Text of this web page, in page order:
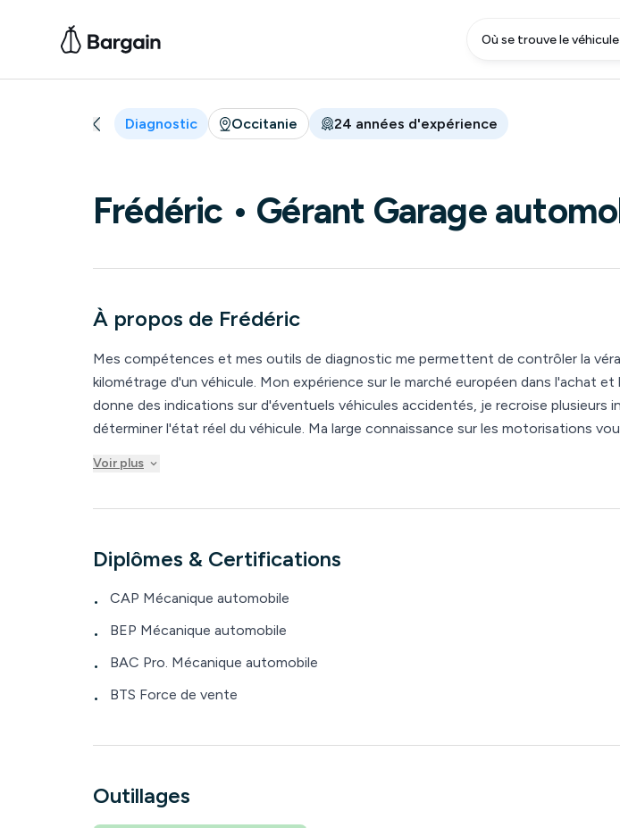
Diagnostic Occitanie 24 années d'expérience
Frédéric • Gérant Garage
À propos de Frédéric
Mes compétences et mes outils de diagnostic me permettent de contrôler la
kilométrage d'un véhicule. Mon expérience sur le marché européen dans l'achat et la revente me
donne des indications sur d'éventuels véhicules accidentés, je recroise plusieurs
déterminer l'état réel du véhicule. Ma large connaissance sur les motorisations vous assure de faire le
vous aide a faire le bon choix pour éviter les réparations qui coûtent chères. Une éventuelle
Voir plus
Diplômes & Certifications
• CAP Mécanique automobile
• BEP Mécanique automobile
• BAC Pro. Mécanique automobile
• BTS Force de vente
Outillages